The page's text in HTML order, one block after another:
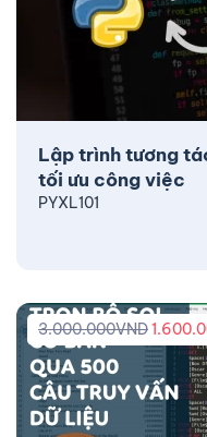
Lập trình tương
tối ưu công việc
PYXL101
3.000.000VND